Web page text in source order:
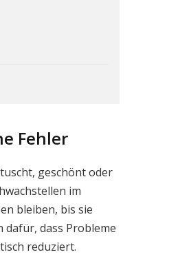
Fehler
geschönt oder
im
bleiben, bis sie
dafür, dass Probleme
reduziert.